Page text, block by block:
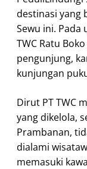
destinasi yang
Sewu ini. Pada
TWC Ratu
pengunjung,
kunjungan
Dirut PT TWC
yang dikelola,
Prambanan,
dialami
memasuki